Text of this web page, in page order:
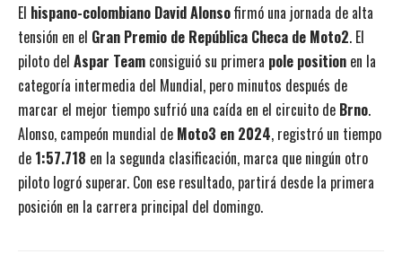
El hispano-colombiano David Alonsofirmó una jornada de alta
tensión en el Gran Premio de República Checa de Moto2. El
piloto del Aspar Team consiguió su primera pole position en la
categoría intermedia del Mundial, pero minutos después de
marcar el mejor tiempo sufrió una caída en el circuito de Brno.
Alonso, campeón mundial de Moto3 en 2024, registró un tiempo
de 1:57.718 en la segunda clasificación, marca que ningún otro
piloto logró superar. Con ese resultado, partirá desde la primera
posición en la carrera principal del domingo.